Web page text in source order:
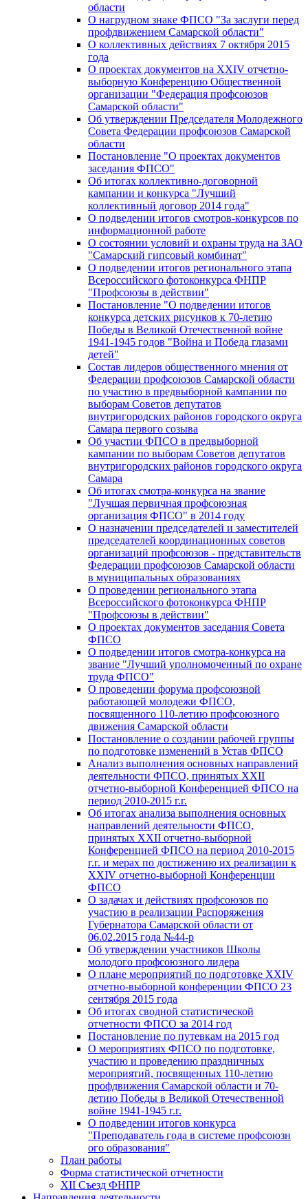
области
О нагрудном знаке ФПСО "За заслуги перед
профдвижением Самарской области"
О коллективных действиях 7 октября 2015
года
О проектах документов на XXIV отчетно-
выборную Конференцию Общественной
организации "Федерация профсоюзов
Самарской области"
Об утверждении Председателя Молодежного
Совета Федерации профсоюзов Самарской
области
Постановление "О проектах документов
заседания ФПСО"
Об итогах коллективно-договорной
кампании и конкурса "Лучший
коллективный договор 2014 года"
О подведении итогов смотров-конкурсов по
информационной работе
О состоянии условий и охраны труда на ЗАО
"Самарский гипсовый комбинат"
О подведении итогов регионального этапа
Всероссийского фотоконкурса ФНПР
"Профсоюзы в действии"
Постановление "О подведении итогов
конкурса детских рисунков к 70-летию
Победы в Великой Отечественной войне
1941-1945 годов "Война и Победа глазами
детей"
Состав лидеров общественного мнения от
Федерации профсоюзов Самарской области
по участию в предвыборной кампании по
выборам Советов депутатов
внутригородских районов городского округа
Самара первого созыва
Об участии ФПСО в предвыборной
кампании по выборам Советов депутатов
внутригородских районов городского округа
Самара
Об итогах смотра-конкурса на звание
"Лучшая первичная профсоюзная
организация ФПСО" в 2014 году
О назначении председателей и заместителей
председателей координационных советов
организаций профсоюзов - представительств
Федерации профсоюзов Самарской области
в муниципальных образованиях
О проведении регионального этапа
Всероссийского фотоконкурса ФНПР
"Профсоюзы в действии"
О проектах документов заседания Совета
ФПСО
О подведении итогов смотра-конкурса на
звание "Лучший уполномоченный по охране
труда ФПСО"
О проведении форума профсоюзной
работающей молодежи ФПСО,
посвященного 110-летию профсоюзного
движения Самарской области
Постановление о создании рабочей группы
по подготовке изменений в Устав ФПСО
Анализ выполнения основных направлений
деятельности ФПСО, принятых XXII
отчетно-выборной Конференцией ФПСО на
период 2010-2015 г.г.
Об итогах анализа выполнения основных
направлений деятельности ФПСО,
принятых XXII отчетно-выборной
Конференцией ФПСО на период 2010-2015
г.г. и мерах по достижению их реализации к
XXIV отчетно-выборной Конференции
ФПСО
О задачах и действиях профсоюзов по
участию в реализации Распоряжения
Губернатора Самарской области от
06.02.2015 года №44-р
Об утверждении участников Школы
молодого профсоюзного лидера
О плане мероприятий по подготовке XXIV
отчетно-выборной конференции ФПСО 23
сентября 2015 года
Об итогах сводной статистической
отчетности ФПСО за 2014 год
Постановление по путевкам на 2015 год
О мероприятиях ФПСО по подготовке,
участию и проведению праздничных
мероприятий, посвященных 110-летию
профдвижения Самарской области и 70-
летию Победы в Великой Отечественной
войне 1941-1945 г.г.
О подведении итогов конкурса
"Преподаватель года в системе профсоюзн
ого образования"
План работы
Форма статистической отчетности
XII Съезд ФНПР